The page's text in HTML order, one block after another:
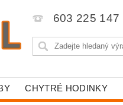
603 225 147
CHYTRÉ HODINKY